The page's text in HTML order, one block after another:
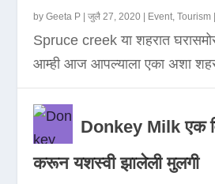
byGeeta P |जुलै 27, 2020 Event,Tourism
Spruce creek या शहरात घरासमोर
आम्ही आज आपल्याला एका अशा
Donkey Milk एक
करून यशस्वी झालेली मुलगी